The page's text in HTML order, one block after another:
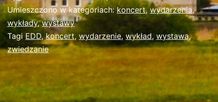
2022
Umieszczono w kategoriach:koncert,wydarzenia,
wykłady,wystawy
Tagi EDD,koncert, wydarzenie, wykład, wystawa,
zwiedzanie